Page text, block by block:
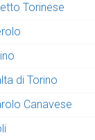
Torinese
di Torino
Canavese